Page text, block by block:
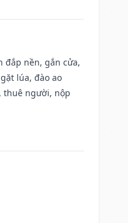
đắp nền, gắn cửa,
lúa, đào ao
thuê người, nộp